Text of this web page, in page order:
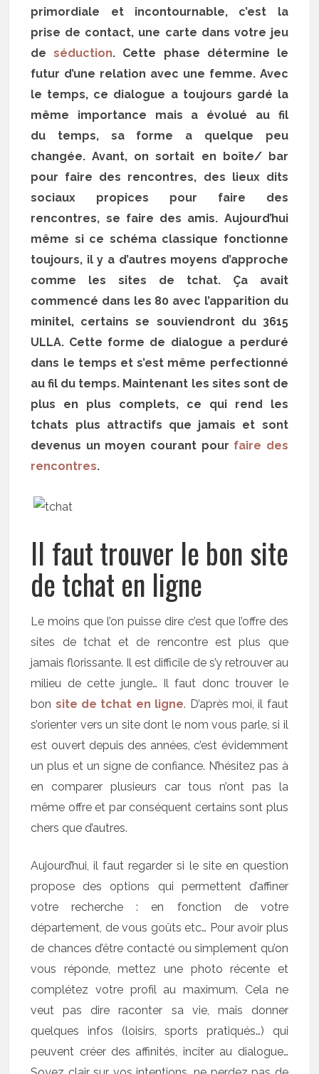
primordiale et incontournable, c’est la
prise de contact, une carte dans votre jeu
deséduction. Cette phase détermine le
futur d’une relation avec une femme. Avec
le temps, ce dialogue a toujours gardé la
même importance mais a évolué au fil
du temps, sa forme a quelque peu
changée. Avant, on sortait en boîte/ bar
pour faire des rencontres, des lieux dits
sociaux propices pour faire des
rencontres, se faire des amis. Aujourd’hui
même si ce schéma classique fonctionne
toujours, il y a d’autres moyens d’approche
comme les sites de tchat. Ça avait
commencé dans les 80 avec l’apparition du
minitel, certains se souviendront du 3615
ULLA. Cette forme de dialogue a perduré
dans le temps et s’est même perfectionné
au fil du temps. Maintenant les sites sont de
plus en plus complets, ce qui rend les
tchats plus attractifs que jamais et sont
devenus un moyen courant pour faire des
rencontres.
Il faut trouver le bon site
de tchat en ligne
Le moins que l’on puisse dire c’est que l’offre des
sites de tchat et de rencontre est plus que
jamais florissante. Il est difficile de s’y retrouver au
milieu de cette jungle… Il faut donc trouver le
bon site de tchat en ligne. D’après moi, il faut
s’orienter vers un site dont le nom vous parle, si il
est ouvert depuis des années, c’est évidemment
un plus et un signe de confiance. N’hésitez pas à
en comparer plusieurs car tous n’ont pas la
même offre et par conséquent certains sont plus
chers que d’autres.
Aujourd’hui, il faut regarder si le site en question
propose des options qui permettent d’affiner
votre recherche : en fonction de votre
département, de vous goûts etc… Pour avoir plus
de chances d’être contacté ou simplement qu’on
vous réponde, mettez une photo récente et
complétez votre profil au maximum. Cela ne
veut pas dire raconter sa vie, mais donner
quelques infos (loisirs, sports pratiqués…) qui
peuvent créer des affinités, inciter au dialogue…